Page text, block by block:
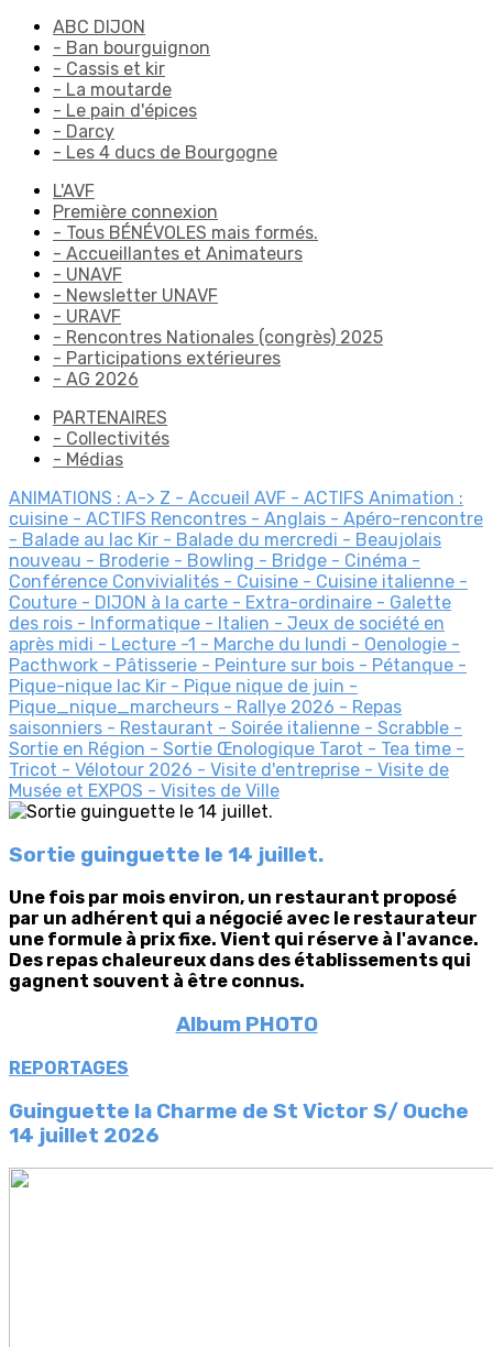
ABC DIJON
- Ban bourguignon
- Cassis et kir
- La moutarde
- Le pain d'épices
- Darcy
- Les 4 ducs de Bourgogne
L'AVF
Première connexion
- Tous BÉNÉVOLES mais formés.
- Accueillantes et Animateurs
- UNAVF
- Newsletter UNAVF
- URAVF
- Rencontres Nationales (congrès) 2025
- Participations extérieures
- AG 2026
PARTENAIRES
- Collectivités
- Médias
ANIMATIONS : A-> Z - Accueil AVF - ACTIFS Animation :
cuisine - ACTIFS Rencontres - Anglais - Apéro-rencontre
- Balade au lac Kir - Balade du mercredi - Beaujolais
nouveau - Broderie - Bowling - Bridge - Cinéma -
Conférence Convivialités - Cuisine - Cuisine italienne -
Couture - DIJON à la carte - Extra-ordinaire - Galette
des rois - Informatique - Italien - Jeux de société en
après midi - Lecture -1 - Marche du lundi - Oenologie -
Pacthwork - Pâtisserie - Peinture sur bois - Pétanque -
Pique-nique lac Kir - Pique nique de juin -
Pique_nique_marcheurs - Rallye 2026 - Repas
saisonniers - Restaurant - Soirée italienne - Scrabble -
Sortie en Région - Sortie Œnologique Tarot - Tea time -
Tricot - Vélotour 2026 - Visite d'entreprise - Visite de
Musée et EXPOS - Visites de Ville
Sortie guinguette le 14 juillet.
Une fois par mois environ, un restaurant proposé
par un adhérent qui a négocié avec le restaurateur
une formule à prix fixe. Vient qui réserve à l'avance.
Des repas chaleureux dans des établissements qui
gagnent souvent à être connus.
Album PHOTO
REPORTAGES
Guinguette la Charme de St Victor S/ Ouche
14 juillet 2026